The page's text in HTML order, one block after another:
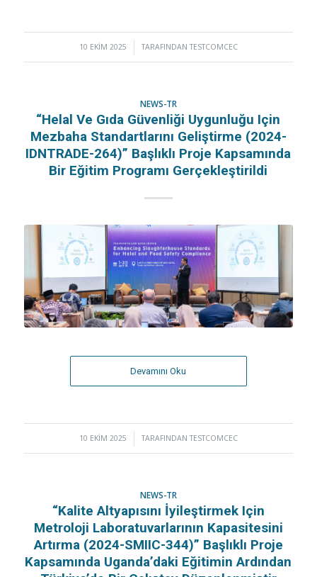
10 EKIM 2025
/ TARAFINDANTESTCOMCEC
NEWS-TR
“Helal Ve Gıda Güvenliği Uygunluğu Için
Mezbaha Standartlarını Geliştirme (2024-
IDNTRADE-264)” Başlıklı Proje Kapsamında
Bir Eğitim Programı Gerçekleştirildi
Devamını Oku
10 EKIM 2025
/ TARAFINDANTESTCOMCEC
NEWS-TR
“Kalite Altyapısını İyileştirmek Için
Metroloji Laboratuvarlarının Kapasitesini
Artırma (2024-SMIIC-344)” Başlıklı Proje
Kapsamında Uganda’daki Eğitimin Ardından